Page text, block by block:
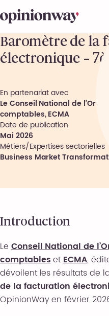
Baromètre de la
électronique –
En partenariat avec
Le Conseil National de l’Ordre
comptables, ECMA
Date de publication
Mai 2026
Métiers/Expertises sectorielles
Business Market
Introduction
LeConseil National de
comptablesetECMA,
dévoilent les résultats de
de la facturation
OpinionWay en février